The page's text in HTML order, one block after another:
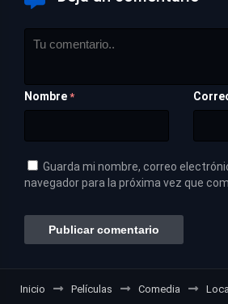
Nombre *
Guarda mi nombre, correo
navegador para la próxima vez que
Inicio Películas Comedia